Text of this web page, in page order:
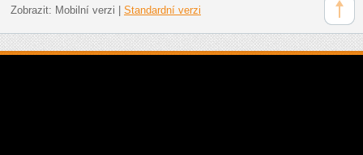
Zobrazit: Mobilní verzi Standardní verzi